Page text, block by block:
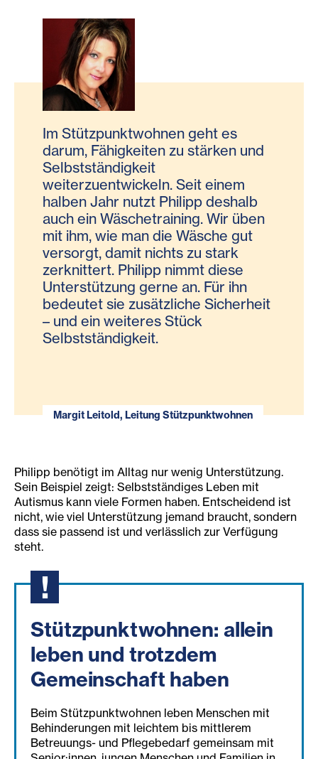
Im Stützpunktwohnen geht es
darum, Fähigkeiten zu stärken und
Selbstständigkeit
weiterzuentwickeln. Seit einem
halben Jahr nutzt Philipp deshalb
auch ein Wäschetraining. Wir üben
mit ihm, wie man die Wäsche gut
versorgt, damit nichts zu stark
zerknittert. Philipp nimmt diese
Unterstützung gerne an. Für ihn
bedeutet sie zusätzliche Sicherheit
– und ein weiteres Stück
Selbstständigkeit.
Margit Leitold, Leitung Stützpunktwohnen
Philipp benötigt im Alltag nur wenig Unterstützung.
Sein Beispiel zeigt: Selbstständiges Leben mit
Autismus kann viele Formen haben. Entscheidend ist
nicht, wie viel Unterstützung jemand braucht, sondern
dass sie passend ist und verlässlich zur Verfügung
steht.
Stützpunktwohnen: allein
leben und trotzdem
Gemeinschaft haben
Beim Stützpunktwohnen leben Menschen mit
Behinderungen mit leichtem bis mittlerem
Betreuungs- und Pflegebedarf gemeinsam mit